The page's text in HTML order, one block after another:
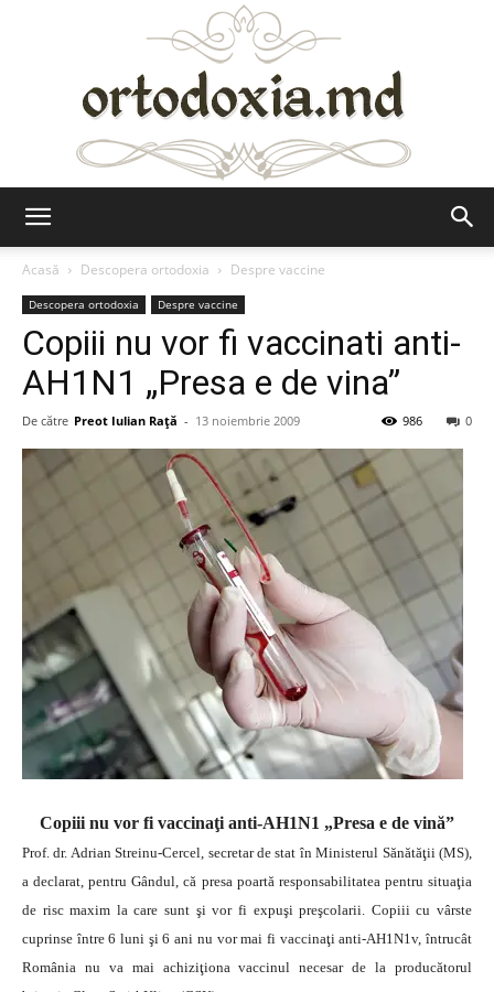
Acasă
Descopera ortodoxia Despre vaccine
Descopera ortodoxia Despre vaccine
Copiii nu vor fi vaccinati anti-
AH1N1 „Presa e de vina”
De către Preot Iulian Raţă - 13 noiembrie 2009 0
986
Copiii nu vor fi vaccinaţi anti-AH1N1 „Presa e de vină”
Prof. dr. Adrian Streinu-Cercel, secretar de stat în Ministerul Sănătăţii (MS),
a declarat, pentru Gândul, că presa poartă responsabilitatea pentru situaţia
de risc maxim la care sunt şi vor fi expuşi preşcolarii. Copiii cu vârste
cuprinse între 6 luni şi 6 ani nu vor mai fi vaccinaţi anti-AH1N1v, întrucât
România nu va mai achiziţiona vaccinul necesar de la producătorul